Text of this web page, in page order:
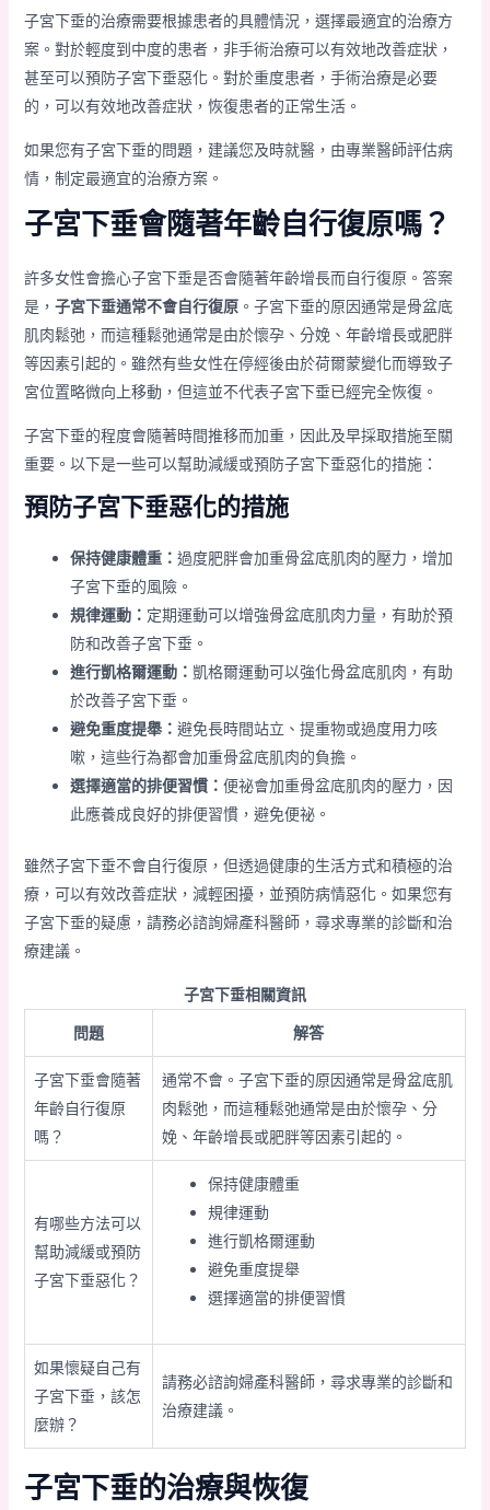
子宮下垂的治療需要根據患者的具體情況，選擇最適宜的治療方
案。對於輕度到中度的患者，非手術治療可以有效地改善症狀，
甚至可以預防子宮下垂惡化。對於重度患者，手術治療是必要
的，可以有效地改善症狀，恢復患者的正常生活。
如果您有子宮下垂的問題，建議您及時就醫，由專業醫師評估病
情，制定最適宜的治療方案。
子宮下垂會隨著年齡自行復原嗎？
許多女性會擔心子宮下垂是否會隨著年齡增長而自行復原。答案
是， 子宮下垂通常不會自行復原。子宮下垂的原因通常是骨盆底
肌肉鬆弛，而這種鬆弛通常是由於懷孕、分娩、年齡增長或肥胖
等因素引起的。雖然有些女性在停經後由於荷爾蒙變化而導致子
宮位置略微向上移動，但這並不代表子宮下垂已經完全恢復。
子宮下垂的程度會隨著時間推移而加重，因此及早採取措施至關
重要。以下是一些可以幫助減緩或預防子宮下垂惡化的措施：
預防子宮下垂惡化的措施
保持健康體重： 過度肥胖會加重骨盆底肌肉的壓力，增加
子宮下垂的風險。
規律運動： 定期運動可以增強骨盆底肌肉力量，有助於預
防和改善子宮下垂。
進行凱格爾運動： 凱格爾運動可以強化骨盆底肌肉，有助
於改善子宮下垂。
避免重度提舉： 避免長時間站立、提重物或過度用力咳
嗽，這些行為都會加重骨盆底肌肉的負擔。
選擇適當的排便習慣： 便祕會加重骨盆底肌肉的壓力，因
此應養成良好的排便習慣，避免便祕。
雖然子宮下垂不會自行復原，但透過健康的生活方式和積極的治
療，可以有效改善症狀，減輕困擾，並預防病情惡化。如果您有
子宮下垂的疑慮，請務必諮詢婦產科醫師，尋求專業的診斷和治
療建議。
子宮下垂相關資訊
問題
解答
子宮下垂會隨著
年齡自行復原
嗎？
通常不會。子宮下垂的原因通常是骨盆底肌
肉鬆弛，而這種鬆弛通常是由於懷孕、分
娩、年齡增長或肥胖等因素引起的。
有哪些方法可以
幫助減緩或預防
子宮下垂惡化？
保持健康體重
規律運動
進行凱格爾運動
避免重度提舉
選擇適當的排便習慣
如果懷疑自己有
子宮下垂，該怎
麼辦？
請務必諮詢婦產科醫師，尋求專業的診斷和
治療建議。
子宮下垂的治療與恢復